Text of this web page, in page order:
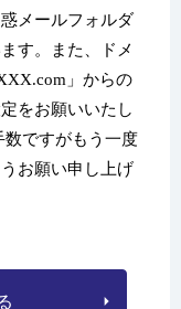
メールフォルダ
す。また、ドメ
」からの
をお願いいたし
数ですがもう一度
お願い申し上げ